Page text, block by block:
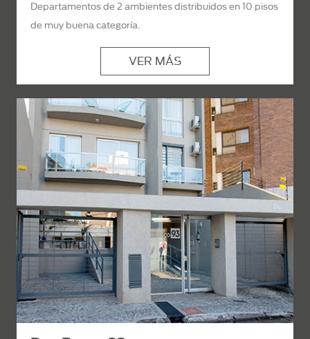
Departamentos de 2 ambientes distribuidos en 10 pisos
de muy buena categoría.
VER MÁS